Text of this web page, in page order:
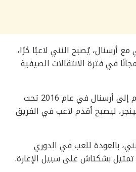
أرسنال، يُصبح النني لاعبًا حُرًا،
في فترة الانتقالات الصيفية
محمد النني كان قد انضم إلى أرسنال في عام 2016 تحت
ليصبح أقدم لاعب في الفريق
بالعودة للعب في الدوري
بشكتاش على سبيل الإعارة.